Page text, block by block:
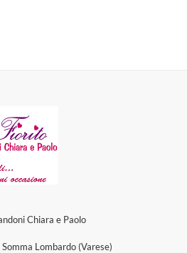
Chiara e Paolo
Lombardo (Varese)